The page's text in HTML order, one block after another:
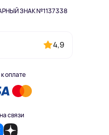
ЗНАК №1137338
4,9
оплате
связи